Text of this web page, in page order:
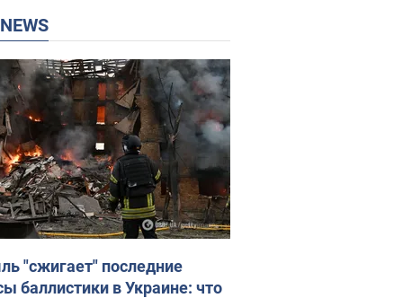
NEWS
"сжигает" последние
баллистики в Украине: что